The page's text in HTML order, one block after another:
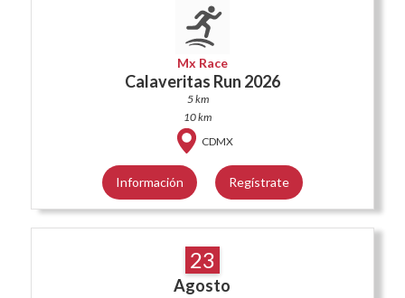
Mx Race
Calaveritas Run 2026
5 km
10 km
CDMX
Información Regístrate
23
Agosto